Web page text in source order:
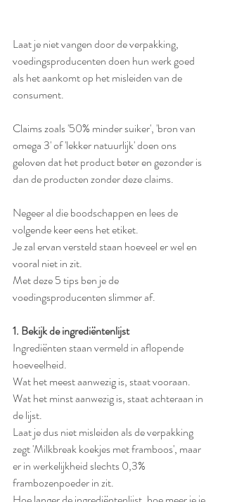
Laat je niet vangen door de verpakking,
voedingsproducenten doen hun werk goed
als het aankomt op het misleiden van de
consument.
Claims zoals '50% minder suiker', 'bron van
omega 3' of 'lekker natuurlijk' doen ons
geloven dat het product beter en gezonder is
dan de producten zonder deze claims.
Negeer al die boodschappen en lees de
volgende keer eens het etiket.
Je zal ervan versteld staan hoeveel er wel en
vooral niet in zit.
Met deze 5 tips ben je de
voedingsproducenten slimmer af.
1. Bekijk de ingrediëntenlijst
Ingrediënten staan vermeld in aflopende
hoeveelheid.
Wat het meest aanwezig is, staat vooraan.
Wat het minst aanwezig is, staat achteraan in
de lijst.
Laat je dus niet misleiden als de verpakking
zegt 'Milkbreak koekjes met framboos', maar
er in werkelijkheid slechts 0,3%
frambozenpoeder in zit.